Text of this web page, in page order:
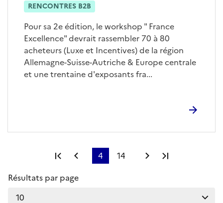
RENCONTRES B2B
Pour sa 2e édition, le workshop " France
Excellence" devrait rassembler 70 à 80
acheteurs (Luxe et Incentives) de la région
Allemagne-Suisse-Autriche & Europe centrale
et une trentaine d'exposants fra...
Première page
Page précédente
4 14 Page suivante
Résultats par page